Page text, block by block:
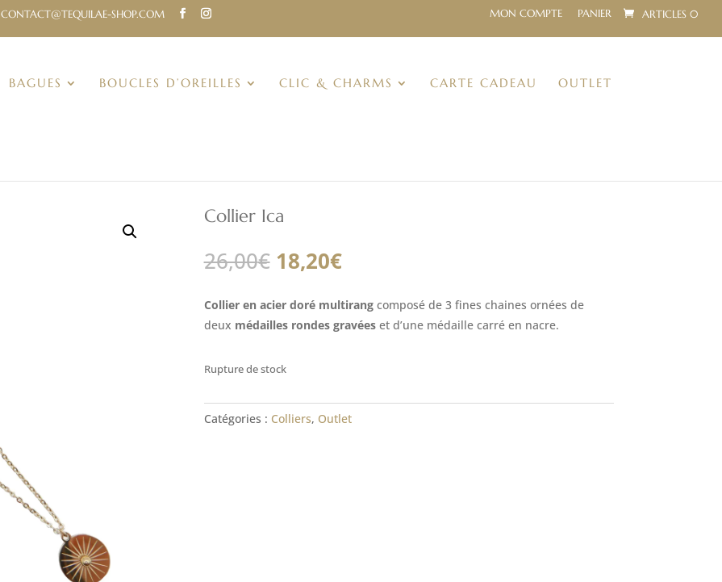
CONTACT@TEQUILAE-SHOP.COM MON COMPTE PANIER ARTICLES 0
BAGUES BOUCLES D’OREILLES CLIC & CHARMS CARTE CADEAU OUTLET
Collier Ica
26,00€ Le
prix
initial
était :
26,00€.
18,20€Le
actuel
est :
Collier en acier doré multirangcomposé de 3 fines chaines ornées de
deux médailles rondes gravéeset d’une médaille carré en nacre.
Rupture de stock
Catégories : Colliers, Outlet